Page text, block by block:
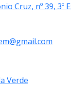
Cruz, nº 39, 3º
Verde